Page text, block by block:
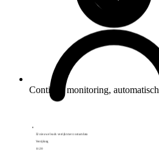
32 nieuwe leads verrijkt met contactdata
Continue monitoring, automatisch